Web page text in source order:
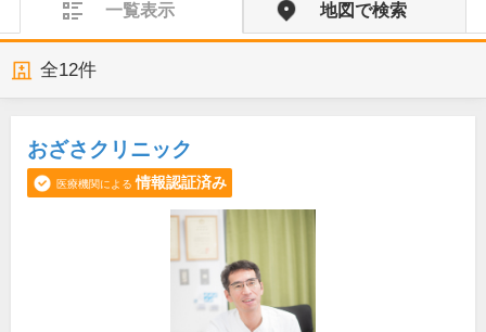
一覧表示 地図で検索
全12件
おざさクリニック
医療機関による 情報認証済み